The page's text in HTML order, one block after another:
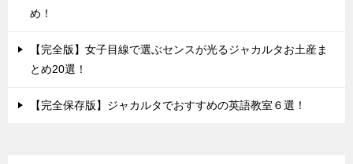
め！
【完全版】女子目線で選ぶセンスが光るジャカルタお土産ま
とめ20選！
【完全保存版】ジャカルタでおすすめの英語教室６選！